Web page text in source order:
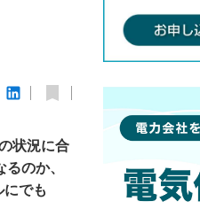
状況に合
のか、
でも